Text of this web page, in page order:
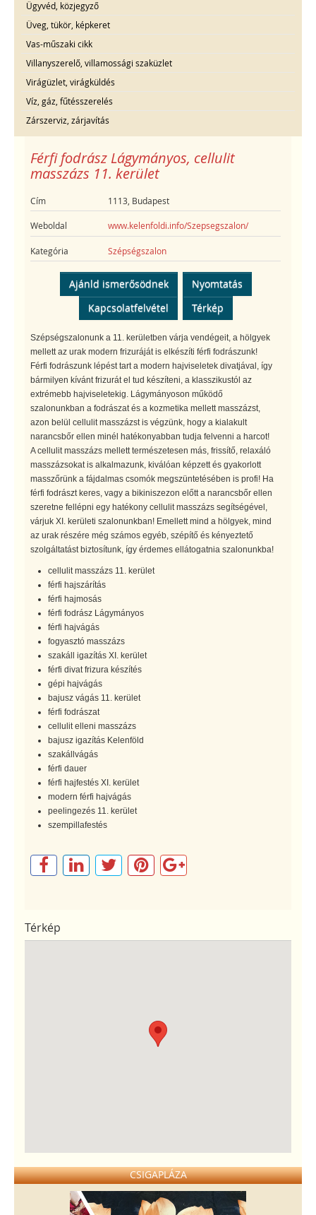
Ügyvéd, közjegyző
Üveg, tükör, képkeret
Vas-műszaki cikk
Villanyszerelő, villamossági szaküzlet
Virágüzlet, virágküldés
Víz, gáz, fűtésszerelés
Zárszerviz, zárjavítás
Férfi fodrász Lágymányos, cellulit
masszázs 11. kerület
Cím 1113, Budapest
Weboldal www.kelenfoldi.info/Szepsegszalon/
Kategória Szépségszalon
Ajánld ismerősödnek
Nyomtatás
Kapcsolatfelvétel
Térkép
Szépségszalonunk a 11. kerületben várja vendégeit, a hölgyek
mellett az urak modern frizuráját is elkészíti férfi fodrászunk!
Férfi fodrászunk lépést tart a modern hajviseletek divatjával, így
bármilyen kívánt frizurát el tud készíteni, a klasszikustól az
extrémebb hajviseletekig. Lágymányoson működő
szalonunkban a fodrászat és a kozmetika mellett masszázst,
azon belül cellulit masszázst is végzünk, hogy a kialakult
narancsbőr ellen minél hatékonyabban tudja felvenni a harcot!
A cellulit masszázs mellett természetesen más, frissítő, relaxáló
masszázsokat is alkalmazunk, kiválóan képzett és gyakorlott
masszőrünk a fájdalmas csomók megszüntetésében is profi! Ha
férfi fodrászt keres, vagy a bikiniszezon előtt a narancsbőr ellen
szeretne fellépni egy hatékony cellulit masszázs segítségével,
várjuk XI. kerületi szalonunkban! Emellett mind a hölgyek, mind
az urak részére még számos egyéb, szépítő és kényeztető
szolgáltatást biztosítunk, így érdemes ellátogatnia szalonunkba!
cellulit masszázs 11. kerület
férfi hajszárítás
férfi hajmosás
férfi fodrász Lágymányos
férfi hajvágás
fogyasztó masszázs
szakáll igazítás XI. kerület
férfi divat frizura készítés
gépi hajvágás
bajusz vágás 11. kerület
férfi fodrászat
cellulit elleni masszázs
bajusz igazítás Kelenföld
szakállvágás
férfi dauer
férfi hajfestés XI. kerület
modern férfi hajvágás
peelingezés 11. kerület
szempillafestés
Térkép
CSIGAPLÁZA